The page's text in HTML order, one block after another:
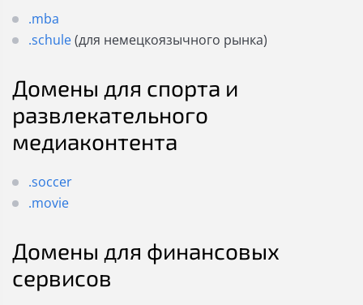
.mba
.schule(для немецкоязычного рынка)
Домены для спорта и
развлекательного
медиаконтента
.soccer
.movie
Домены для финансовых
сервисов